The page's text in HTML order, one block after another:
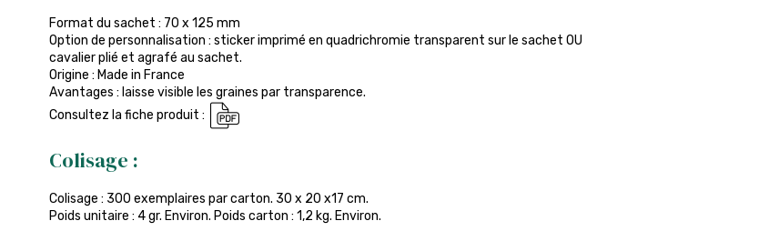
Format du sachet : 70 x 125 mm
Option de personnalisation : sticker imprimé en quadrichromie transparent sur le sachet OU
cavalier plié et agrafé au sachet.
Origine : Made in France
Avantages : laisse visible les graines par transparence.
Consultez la fiche produit :
Colisage :
Colisage : 300 exemplaires par carton. 30 x 20 x17 cm.
Poids unitaire : 4 gr. Environ. Poids carton : 1,2 kg. Environ.